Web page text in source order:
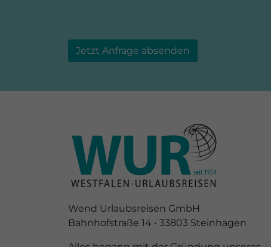
Jetzt Anfrage absenden
Wend Urlaubsreisen GmbH
Bahnhofstraße 14 • 33803 Steinhagen